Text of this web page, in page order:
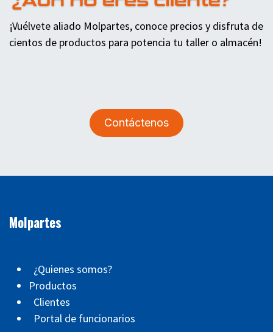
¡Vuélvete aliado Molpartes, conoce precios y disfruta de
cientos de productos para potencia tu taller o almacén!
Contáctenos
Molpartes
¿Quienes somos?
Productos
Clientes
Portal de funcionarios